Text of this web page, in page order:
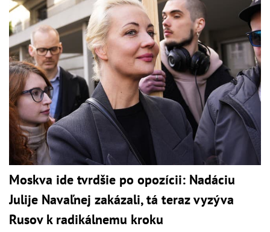
Moskva ide tvrdšie po opozícii: Nadáciu
Julije Navaľnej zakázali, tá teraz vyzýva
Rusov k radikálnemu kroku